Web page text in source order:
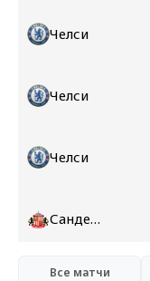
Челси
Челси
Челси
Сандерленд
Все матчи